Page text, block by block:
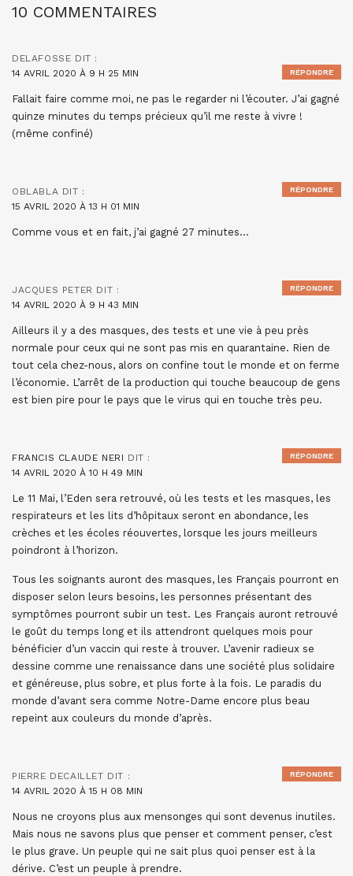
10 COMMENTAIRES
DELAFOSSE DIT :
14 AVRIL 2020 À 9 H 25 MIN
Fallait faire comme moi, ne pas le regarder ni l’écouter. J’ai gagné
quinze minutes du temps précieux qu’il me reste à vivre !
(même confiné)
RÉPONDRE
OBLABLA DIT :
15 AVRIL 2020 À 13 H 01 MIN
Comme vous et en fait, j’ai gagné 27 minutes…
RÉPONDRE
JACQUES PETER DIT :
14 AVRIL 2020 À 9 H 43 MIN
Ailleurs il y a des masques, des tests et une vie à peu près
normale pour ceux qui ne sont pas mis en quarantaine. Rien de
tout cela chez-nous, alors on confine tout le monde et on ferme
l’économie. L’arrêt de la production qui touche beaucoup de gens
est bien pire pour le pays que le virus qui en touche très peu.
RÉPONDRE
FRANCIS CLAUDE NERI DIT :
14 AVRIL 2020 À 10 H 49 MIN
Le 11 Mai, l’Eden sera retrouvé, où les tests et les masques, les
respirateurs et les lits d’hôpitaux seront en abondance, les
crèches et les écoles réouvertes, lorsque les jours meilleurs
poindront à l’horizon.
Tous les soignants auront des masques, les Français pourront en
disposer selon leurs besoins, les personnes présentant des
symptômes pourront subir un test. Les Français auront retrouvé
le goût du temps long et ils attendront quelques mois pour
bénéficier d’un vaccin qui reste à trouver. L’avenir radieux se
dessine comme une renaissance dans une société plus solidaire
et généreuse, plus sobre, et plus forte à la fois. Le paradis du
monde d’avant sera comme Notre-Dame encore plus beau
repeint aux couleurs du monde d’après.
RÉPONDRE
PIERRE DECAILLET DIT :
14 AVRIL 2020 À 15 H 08 MIN
Nous ne croyons plus aux mensonges qui sont devenus inutiles.
Mais nous ne savons plus que penser et comment penser, c’est
le plus grave. Un peuple qui ne sait plus quoi penser est à la
dérive. C’est un peuple à prendre.
RÉPONDRE